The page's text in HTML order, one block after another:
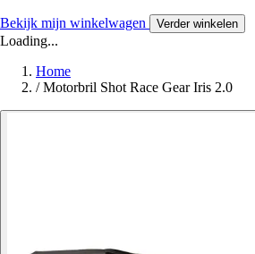
Bekijk mijn winkelwagen Verder winkelen
Loading...
Home
/ Motorbril Shot Race Gear Iris 2.0